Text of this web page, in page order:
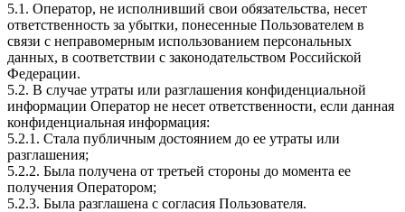
5.1. Оператор, не исполнивший свои обязательства, несет
ответственность за убытки, понесенные Пользователем в
связи с неправомерным использованием персональных
данных, в соответствии с законодательством Российской
Федерации.
5.2. В случае утраты или разглашения конфиденциальной
информации Оператор не несет ответственности, если данная
конфиденциальная информация:
5.2.1. Стала публичным достоянием до ее утраты или
разглашения;
5.2.2. Была получена от третьей стороны до момента ее
получения Оператором;
5.2.3. Была разглашена с согласия Пользователя.